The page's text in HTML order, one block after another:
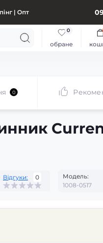
| Опт
обране
0
0
Відгуки: 0
Модель:
1008-0517